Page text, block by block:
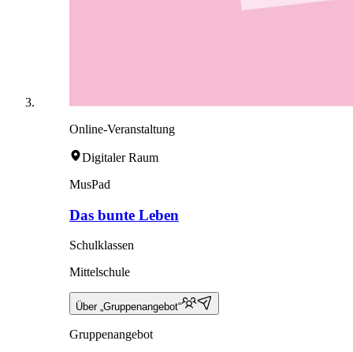
Online-Veranstaltung
Digitaler Raum
MusPad
Das bunte Leben
Schulklassen
Mittelschule
Über „Gruppenangebot“
Gruppenangebot